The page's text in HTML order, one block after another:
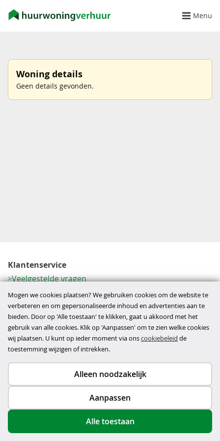
Menu
Woning details
Geen details gevonden.
Klantenservice
Veelgestelde vragen
Contactformulier
Herroeping
Over ons
Bedrijfsgegevens
Werkwijze
Copyright © 2026
privacy- en cookiebeleid
Mogen we cookies plaatsen? We gebruiken cookies om de website te
verbeteren en om gepersonaliseerde inhoud en advertenties aan te
bieden. Door op 'Alle toestaan' te klikken, gaat u akkoord met het
gebruik van alle cookies. Klik op 'Aanpassen' om te zien welke cookies
wij plaatsen. U kunt op ieder moment via onscookiebeleid de
toestemming wijzigen of intrekken.
Alleen noodzakelijk
Aanpassen
Alle toestaan